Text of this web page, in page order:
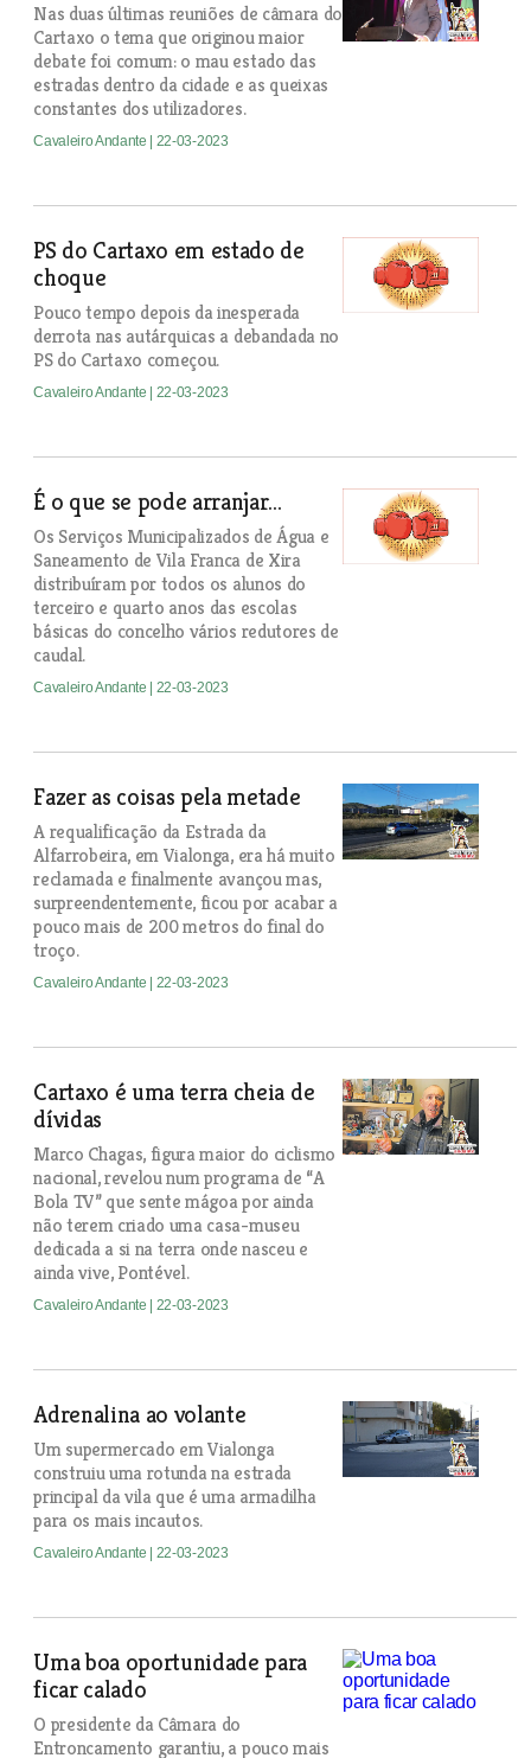
Nas duas últimas reuniões de câmara do
Cartaxo o tema que originou maior
debate foi comum: o mau estado das
estradas dentro da cidade e as queixas
constantes dos utilizadores.
Cavaleiro Andante | 22-03-2023
PS do Cartaxo em estado de
choque
Pouco tempo depois da inesperada
derrota nas autárquicas a debandada no
PS do Cartaxo começou.
Cavaleiro Andante | 22-03-2023
É o que se pode arranjar...
Os Serviços Municipalizados de Água e
Saneamento de Vila Franca de Xira
distribuíram por todos os alunos do
terceiro e quarto anos das escolas
básicas do concelho vários redutores de
caudal.
Cavaleiro Andante | 22-03-2023
Fazer as coisas pela metade
A requalificação da Estrada da
Alfarrobeira, em Vialonga, era há muito
reclamada e finalmente avançou mas,
surpreendentemente, ficou por acabar a
pouco mais de 200 metros do final do
troço.
Cavaleiro Andante | 22-03-2023
Cartaxo é uma terra cheia de
dívidas
Marco Chagas, figura maior do ciclismo
nacional, revelou num programa de “A
Bola TV” que sente mágoa por ainda
não terem criado uma casa-museu
dedicada a si na terra onde nasceu e
ainda vive, Pontével.
Cavaleiro Andante | 22-03-2023
Adrenalina ao volante
Um supermercado em Vialonga
construiu uma rotunda na estrada
principal da vila que é uma armadilha
para os mais incautos.
Cavaleiro Andante | 22-03-2023
Uma boa oportunidade para
ficar calado
O presidente da Câmara do
Entroncamento garantiu, a pouco mais